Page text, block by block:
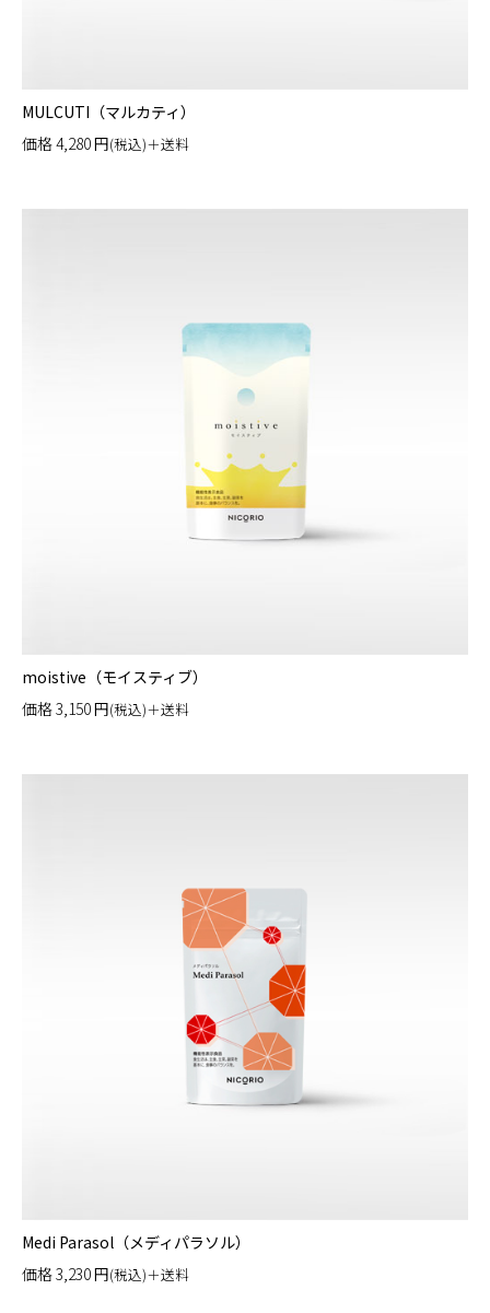
MULCUTI（マルカティ）
価格4,280円(税込)＋送料
moistive（モイスティブ）
価格3,150円(税込)＋送料
Medi Parasol（メディパラソル）
価格3,230円(税込)＋送料